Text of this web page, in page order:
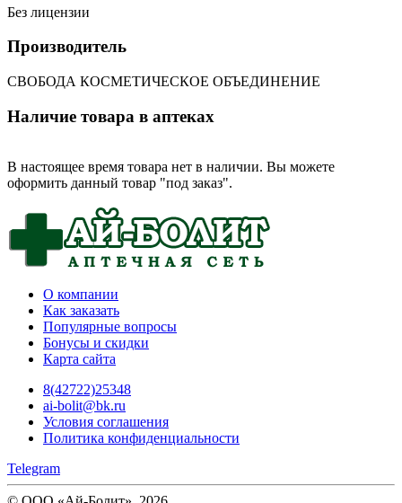
Без лицензии
Производитель
СВОБОДА КОСМЕТИЧЕСКОЕ ОБЪЕДИНЕНИЕ
Наличие товара в аптеках
В настоящее время товара нет в наличии. Вы можете
оформить данный товар "под заказ".
О компании
Как заказать
Популярные вопросы
Бонусы и скидки
Карта сайта
8(42722)25348
ai-bolit@bk.ru
Условия соглашения
Политика конфиденциальности
Telegram